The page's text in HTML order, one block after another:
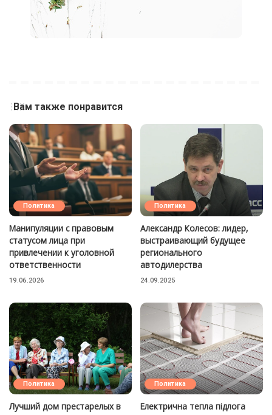
Вам также понравится
Политика
Манипуляции с правовым
статусом лица при
привлечении к уголовной
ответственности
19.06.2026
Политика
Александр Колесов: лидер,
выстраивающий будущее
регионального
автодилерства
24.09.2025
Политика
Лучший дом престарелых в
Политика
Електрична тепла підлога